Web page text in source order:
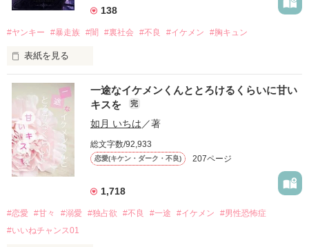
高校生になって再会した彼は、隣の学校で”王子様”と呼ばれる
他の女の子には冷たいのに
私にだけ昔と変わらない笑顔を向けてくる。
「澪ちゃん。」
それは止まっていた恋が再び動き始める合図──。
✨.ﾟ･*..☆.｡.:*✨.☆.｡.:. *:ﾟ✨.ﾟ･*..☆.｡.:*✨
冴木澪-SaekiMio
138
#ヤンキー #暴走族 #闇 #裏社会 #不良 #イケメン #胸キュン
表紙を見る
表紙画像はAIです
作品を読む
一途なイケメンくんととろけるくらいに甘い
キスを
完
如月 いちは ／著
総文字数/92,933
恋愛(キケン・ダーク・不良) 207ページ
1,718
#恋愛 #甘々 #溺愛 #独占欲 #不良 #一途 #イケメン
#男性恐怖症
#いいねチャンス01